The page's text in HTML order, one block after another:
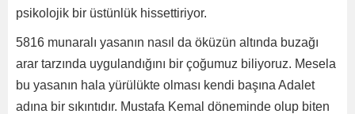
psikolojik bir üstünlük hissettiriyor.
5816 munaralı yasanın nasıl da öküzün altında buzağı
arar tarzında uygulandığını bir çoğumuz biliyoruz. Mesela
bu yasanın hala yürülükte olması kendi başına Adalet
adına bir sıkıntıdır. Mustafa Kemal döneminde olup biten